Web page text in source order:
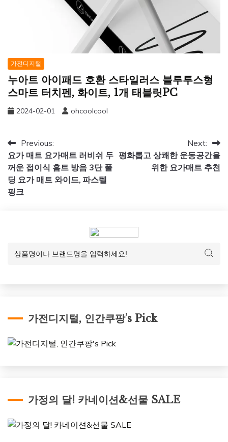
가전디지털
누아트 아이패드 호환 스타일러스 블루투스형
스마트 터치펜, 화이트, 1개 태블릿PC
2024-02-01 ohcoolcool
글
탐
색
Previous:
요가 매트 요가매트 러비쉬 두
꺼운 접이식 홈트 방음 3단 폴
딩 요가 매트 와이드, 파스텔
핑크
Next:
평화롭고 상쾌한 운동공간을
위한 요가매트 추천
가전디지털, 인간쿠팡’s Pick
가정의 달! 카네이션&선물 SALE